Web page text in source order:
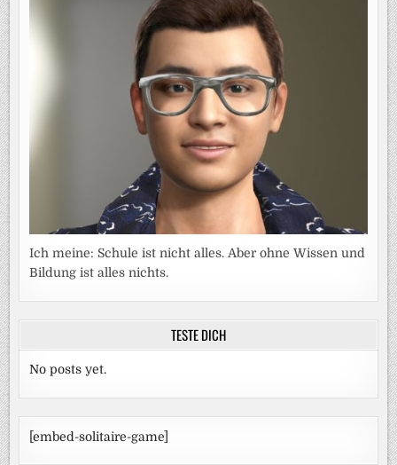
Ich meine: Schule ist nicht alles. Aber ohne Wissen und
Bildung ist alles nichts.
TESTE DICH
No posts yet.
[embed-solitaire-game]